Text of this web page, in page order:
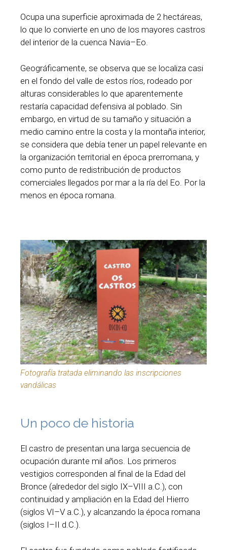
Ocupa una superficie aproximada de 2 hectáreas,
lo que lo convierte en uno de los mayores castros
del interior de la cuenca Navia–Eo.
Geográficamente, se observa que se localiza casi
en el fondo del valle de estos ríos, rodeado por
alturas considerables lo que aparentemente
restaría capacidad defensiva al poblado. Sin
embargo, en virtud de su tamaño y situación a
medio camino entre la costa y la montaña interior,
se considera que debía tener un papel relevante en
la organización territorial en época prerromana, y
como punto de redistribución de productos
comerciales llegados por mar a la ría del Eo. Por la
menos en época romana.
Fotografía tratada eliminando las inscripciones
vandálicas
Un poco de historia
El castro de presentan una larga secuencia de
ocupación durante mil años. Los primeros
vestigios corresponden al final de la Edad del
Bronce (alrededor del siglo IX–VIII a.C.), con
continuidad y ampliación en la Edad del Hierro
(siglos VI–V a.C.), y alcanzando la época romana
(siglos I–II d.C.).